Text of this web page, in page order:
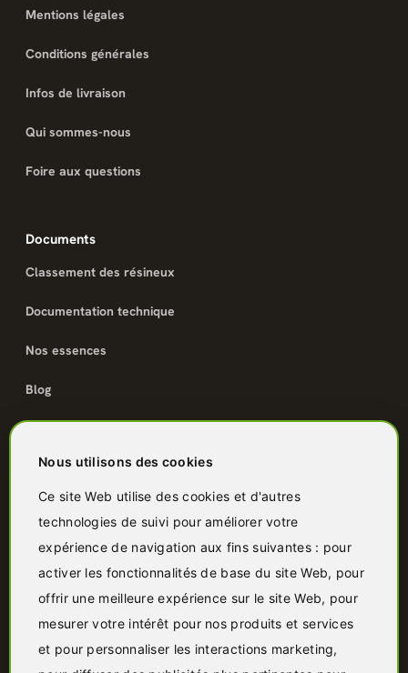
Nous utilisons des cookies
Ce site Web utilise des cookies et d'autres
technologies de suivi pour améliorer votre
expérience de navigation aux fins suivantes : pour
activer les fonctionnalités de base du site Web, pour
offrir une meilleure expérience sur le site Web, pour
mesurer votre intérêt pour nos produits et services
et pour personnaliser les interactions marketing,
Mentions légales
Conditions générales
Infos de livraison
Qui sommes-nous
Foire aux questions
Documents
Classement des résineux
Documentation technique
Nos essences
Blog
Catalogue
Terrasse bois
Bardage bois
Charpente & ossature
Quincaillerie
Panneaux & isolants